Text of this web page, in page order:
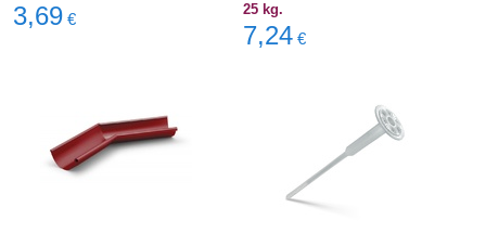
3,69 €
25 kg.
7,24 €